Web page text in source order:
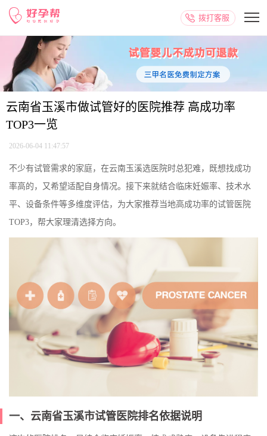
拨打客服
云南省玉溪市做试管好的医院推荐 高成功率
TOP3一览
2026-06-04 11:47:57
不少有试管需求的家庭，在云南玉溪选医院时总犯难，既想找成功
率高的，又希望适配自身情况。接下来就结合临床妊娠率、技术水
平、设备条件等多维度评估，为大家推荐当地高成功率的试管医院
TOP3，帮大家理清选择方向。
一、云南省玉溪市试管医院排名依据说明